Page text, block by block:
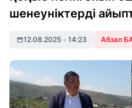
шенеуніктерді
12.08.2025 • 14:23 Абзал